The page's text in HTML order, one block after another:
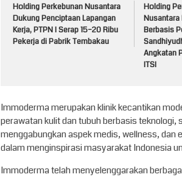
Holding Perkebunan Nusantara
Dukung Penciptaan Lapangan
Kerja, PTPN I Serap 15–20 Ribu
Pekerja di Pabrik Tembakau
Holding
Nusantara
Berbasis
Angkatan
ITSI
Immoderma merupakan klinik kecantikan
perawatan kulit dan tubuh berbasis
menggabungkan aspek medis, wellness, dan
dalam menginspirasi masyarakat Indonesia
Immoderma telah menyelenggarakan